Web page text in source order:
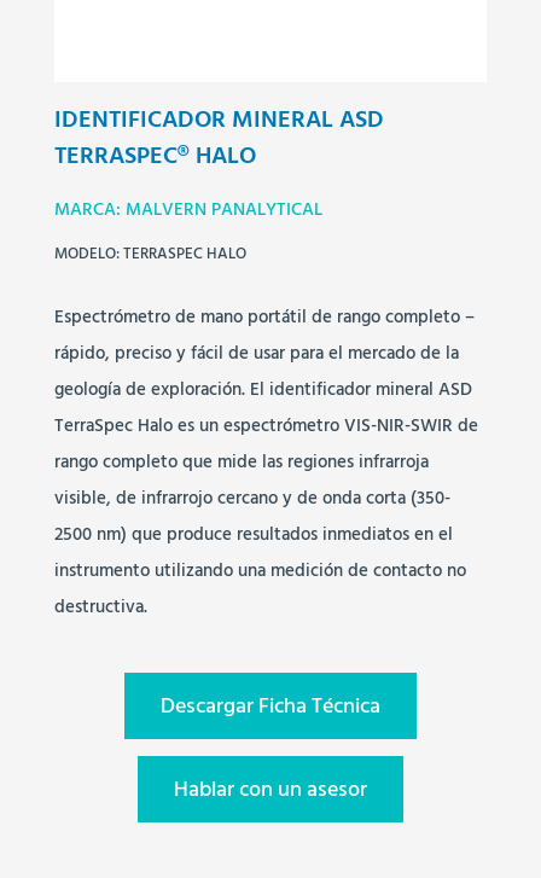
IDENTIFICADOR MINERAL ASD
TERRASPEC® HALO
MARCA: MALVERN PANALYTICAL
MODELO: TERRASPEC HALO
Espectrómetro de mano portátil de rango completo –
rápido, preciso y fácil de usar para el mercado de la
geología de exploración. El identificador mineral ASD
TerraSpec Halo es un espectrómetro VIS-NIR-SWIR de
rango completo que mide las regiones infrarroja
visible, de infrarrojo cercano y de onda corta (350-
2500 nm) que produce resultados inmediatos en el
instrumento utilizando una medición de contacto no
destructiva.
Descargar Ficha Técnica
Hablar con un asesor